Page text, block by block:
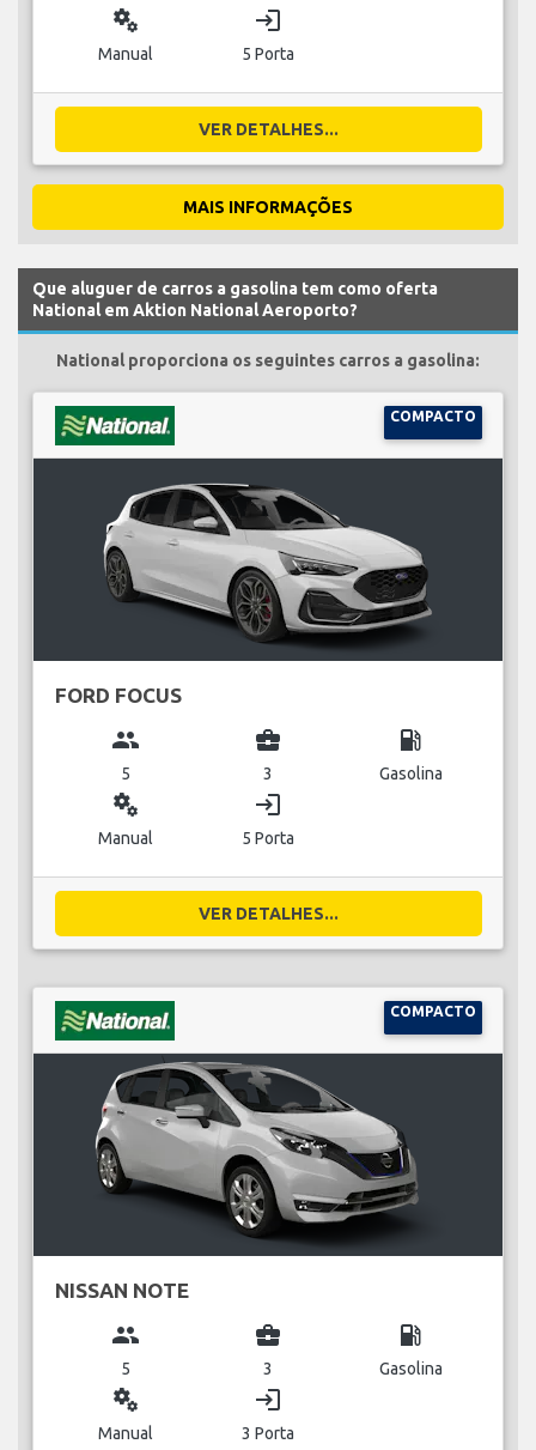
miscellaneous_services
Manual
login
5 Porta
VER DETALHES...
MAIS INFORMAÇÕES
Que aluguer de carros a gasolina tem como oferta
National em Aktion National Aeroporto?
National proporciona os seguintes carros a gasolina:
COMPACTO
FORD FOCUS
group
5
business_center
3
local_gas_station
Gasolina
miscellaneous_services
Manual
login
5 Porta
VER DETALHES...
COMPACTO
NISSAN NOTE
group
5
business_center
3
local_gas_station
Gasolina
miscellaneous_services
Manual
login
3 Porta